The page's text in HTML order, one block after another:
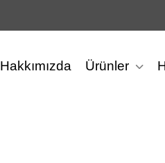
Hakkımızda Ürünler